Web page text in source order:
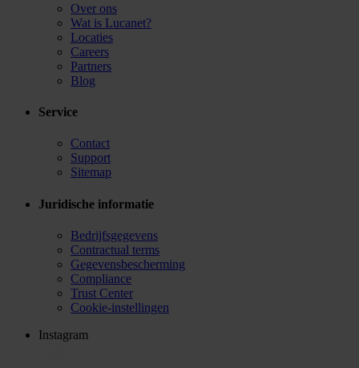
Over ons
Wat is Lucanet?
Locaties
Careers
Partners
Blog
Service
Contact
Support
Sitemap
Juridische informatie
Bedrijfsgegevens
Contractual terms
Gegevensbescherming
Compliance
Trust Center
Cookie-instellingen
Instagram